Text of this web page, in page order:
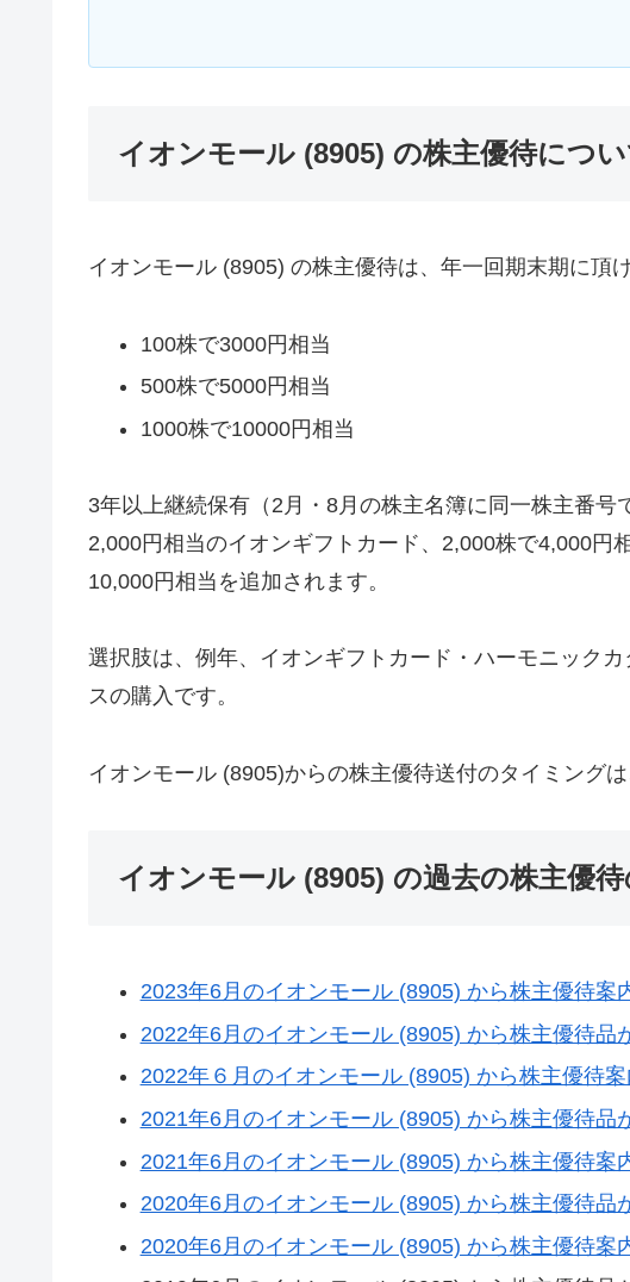
イオンモール (8905) の株主優待につい
イオンモール (8905) の株主優待は、年一回期末期に頂け
100株で3000円相当
500株で5000円相当
1000株で10000円相当
3年以上継続保有（2月・8月の株主名簿に同一株主番
2,000円相当のイオンギフトカード、2,000株で4,000円
10,000円相当を追加されます。
選択肢は、例年、イオンギフトカード・ハーモニック
スの購入です。
イオンモール (8905)からの株主優待送付のタイミング
イオンモール (8905) の過去の株主優
2023年6月のイオンモール (8905) から株主優待案
2022年6月のイオンモール (8905) から株主優待品
2022年６月のイオンモール (8905) から株主優待
2021年6月のイオンモール (8905) から株主優待品
2021年6月のイオンモール (8905) から株主優待案
2020年6月のイオンモール (8905) から株主優待品
2020年6月のイオンモール (8905) から株主優待案